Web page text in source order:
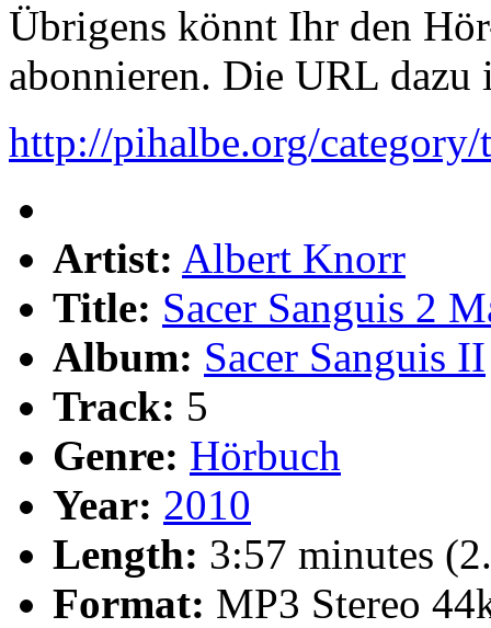
Übrigens könnt Ihr den
abonnieren. Die URL dazu
http://pihalbe.org/
Artist: Albert Knorr
Title: Sacer Sanguis 2
Album: Sacer Sanguis II
Track: 5
Genre: Hörbuch
Year: 2010
Length: 3:57 minutes
Format: MP3 Stereo